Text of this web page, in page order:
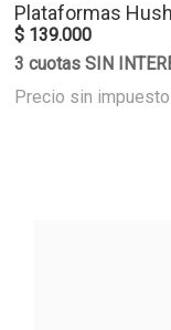
Plataformas
$ 139.000
3 cuotas SIN
Precio sin